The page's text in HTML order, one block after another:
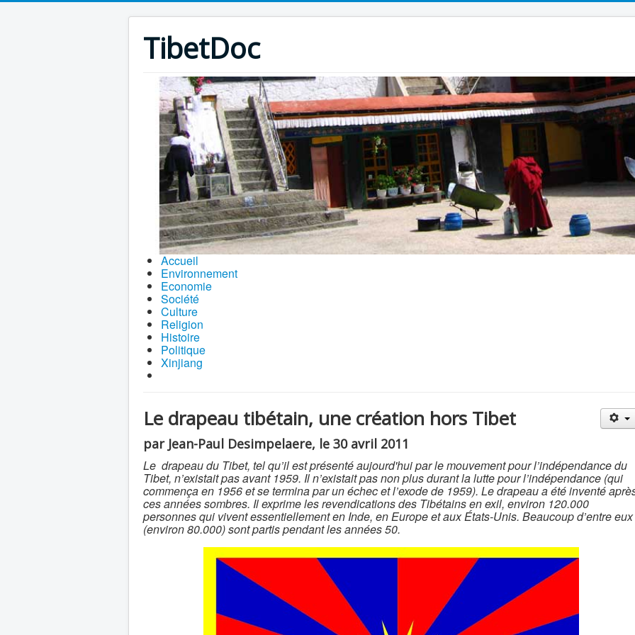
TibetDoc
Accueil
Environnement
Economie
Société
Culture
Religion
Histoire
Politique
Xinjiang
Le drapeau tibétain, une création hors Tibet
par Jean-Paul Desimpelaere, le 30 avril 2011
Le drapeau du Tibet, tel qu’il est présenté aujourd'hui par le mouvement pour l’indépendance du
Tibet, n’existait pas avant 1959. Il n’existait pas non plus durant la lutte pour l’indépendance (qui
commença en 1956 et se termina par un échec et l’exode de 1959). Le drapeau a été inventé
ces années sombres. Il exprime les revendications des Tibétains en exil, environ 120.000
personnes qui vivent essentiellement en Inde, en Europe et aux États-Unis. Beaucoup d’entre eux
(environ 80.000) sont partis pendant les années 50.